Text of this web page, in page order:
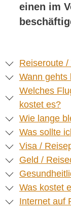
einen im
Reiseroute
Wann gehts
Welches
kostet es?
Wie lange
Was sollte
Visa /
Geld /
Was kostet
Internet auf